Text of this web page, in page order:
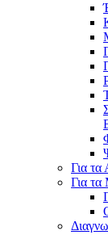
Για τα
Για τα